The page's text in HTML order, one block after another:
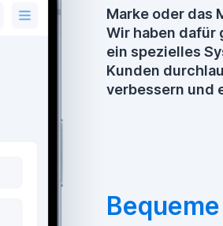
Marke oder das
Wir haben dafür
ein spezielles
Kunden
verbessern und